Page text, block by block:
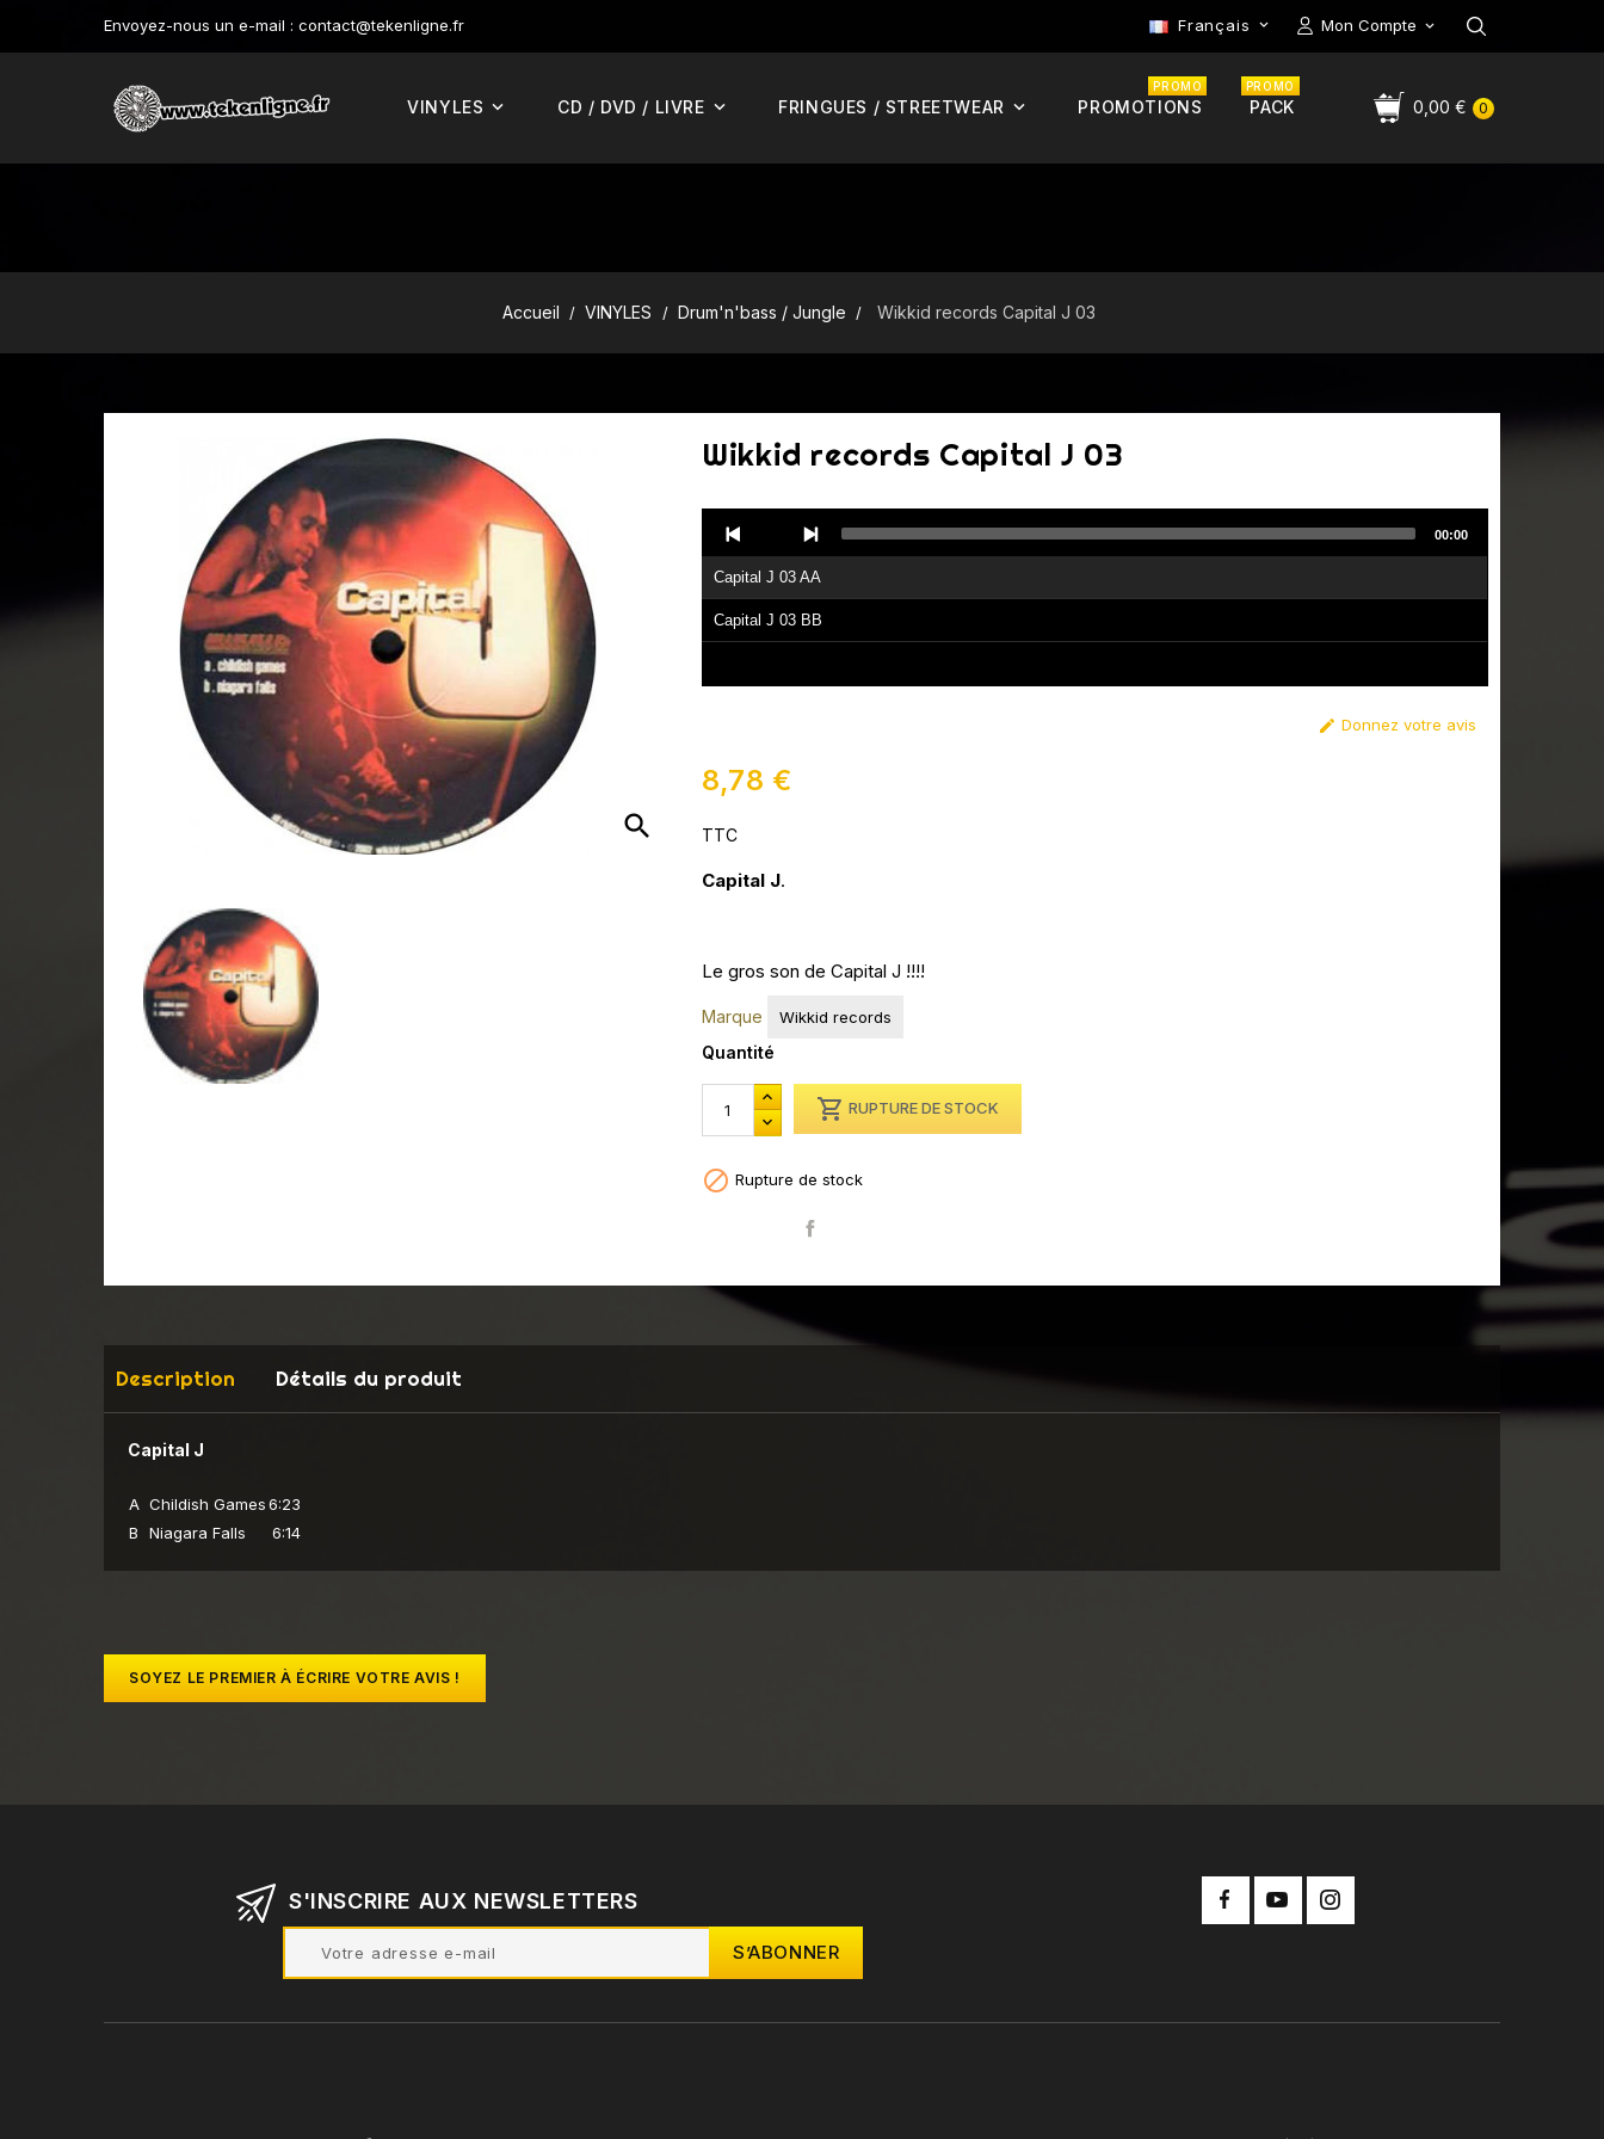
Envoyez-nous un e-mail : contact@tekenligne.fr Mon Compte
Français 
0
0,00 €
VINYLES CD / DVD / LIVRE FRINGUES / STREETWEAR PROMOTIONS
PROMO
PACK
PROMO
Accueil VINYLES Drum'n'bass / Jungle Wikkid records Capital J 03
search
Wikkid records Capital J 03
Player
Capital J 03 AA
Capital J 03 BB
00:00
 Donnez votre avis
8,78 €
TTC
Capital J.
Le gros son de Capital J !!!!
Marque Wikkid records
Quantité
 RUPTURE DE STOCK
 Rupture de stock
Description Détails du produit
Capital J
A Childish Games6:23
B
Niagara Falls 6:14
SOYEZ LE PREMIER À ÉCRIRE VOTRE AVIS !
S'INSCRIRE AUX NEWSLETTERS